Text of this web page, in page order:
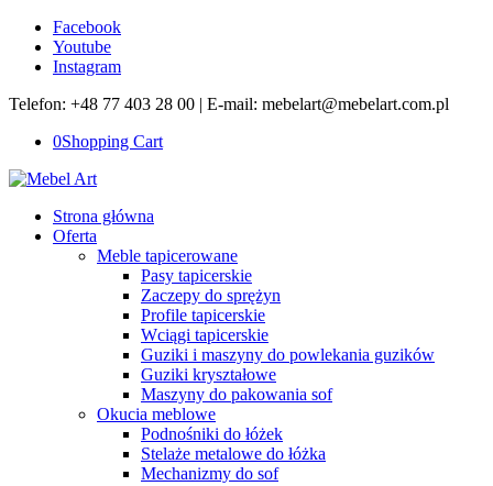
Facebook
Youtube
Instagram
Telefon: +48 77 403 28 00 | E-mail: mebelart@mebelart.com.pl
0Shopping Cart
Strona główna
Oferta
Meble tapicerowane
Pasy tapicerskie
Zaczepy do sprężyn
Profile tapicerskie
Wciągi tapicerskie
Guziki i maszyny do powlekania guzików
Guziki kryształowe
Maszyny do pakowania sof
Okucia meblowe
Podnośniki do łóżek
Stelaże metalowe do łóżka
Mechanizmy do sof